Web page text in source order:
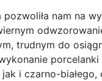
pozwoliła nam na
trudnym do
i czarno-białego,